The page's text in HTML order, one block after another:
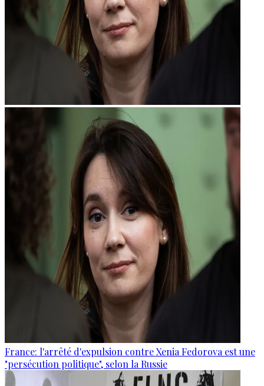
France: l'arrêté d'expulsion contre Xenia Fedorova est une
"persécution politique", selon la Russie